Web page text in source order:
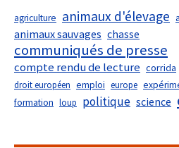
agriculture animaux d'élevage
animaux sauvages chasse
communiqués de presse
compte rendu de lecture corrida
droit européen emploi europe
formation loup politique science